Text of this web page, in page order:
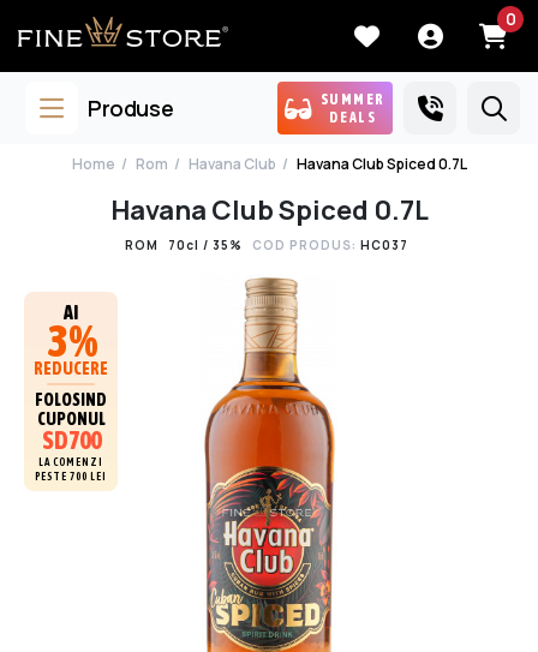
0
Produse
SUMMER
DEALS
Home Rom Havana Club Havana Club Spiced 0.7L
Havana Club Spiced 0.7L
ROM 70cl / 35% COD PRODUS: HC037
AI
3%
REDUCERE
FOLOSIND
CUPONUL
SD700
LA COMENZI
PESTE 700 LEI